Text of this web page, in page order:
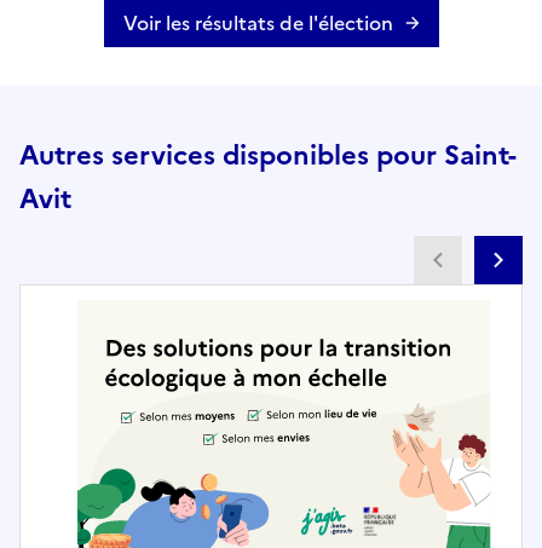
Voir les résultats de l'élection
Autres services disponibles pour Saint-
Avit